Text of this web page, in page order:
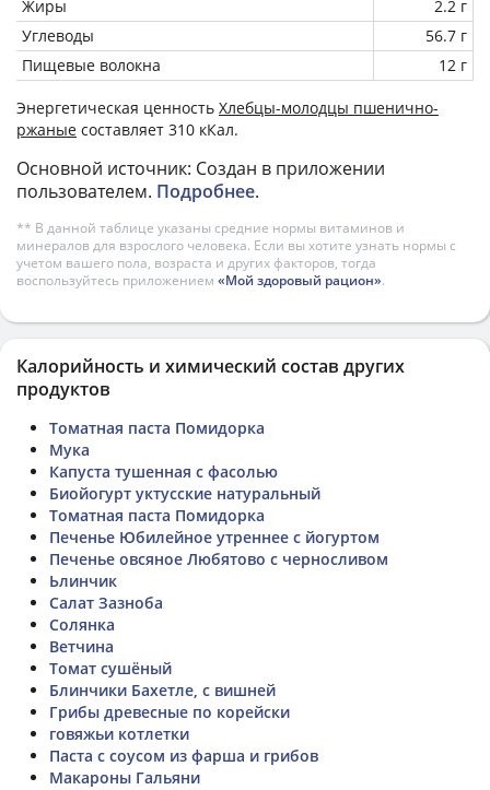
Жиры
2.2 г
Углеводы
56.7 г
Пищевые волокна
12 г
Энергетическая ценность Хлебцы-молодцы пшенично-
ржаные составляет 310 кКал.
Основной источник: Создан в приложении
пользователем. Подробнее.
** В данной таблице указаны средние нормы витаминов и
минералов для взрослого человека. Если вы хотите узнать нормы с
учетом вашего пола, возраста и других факторов, тогда
воспользуйтесь приложением «Мой здоровый рацион».
Калорийность и химический состав других
продуктов
Томатная паста Помидорка
Мука
Капуста тушенная с фасолью
Биойогурт уктусские натуральный
Томатная паста Помидорка
Печенье Юбилейное утреннее с йогуртом
Печенье овсяное Любятово с черносливом
Ьлинчик
Салат Зазноба
Солянка
Ветчина
Томат сушёный
Блинчики Бахетле, с вишней
Грибы древесные по корейски
говяжьи котлетки
Паста с соусом из фарша и грибов
Макароны Гальяни